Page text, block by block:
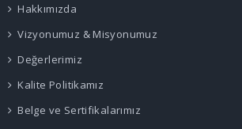
Hakkımızda
Vizyonumuz & Misyonumuz
Değerlerimiz
Kalite Politikamız
Belge ve Sertifikalarımız